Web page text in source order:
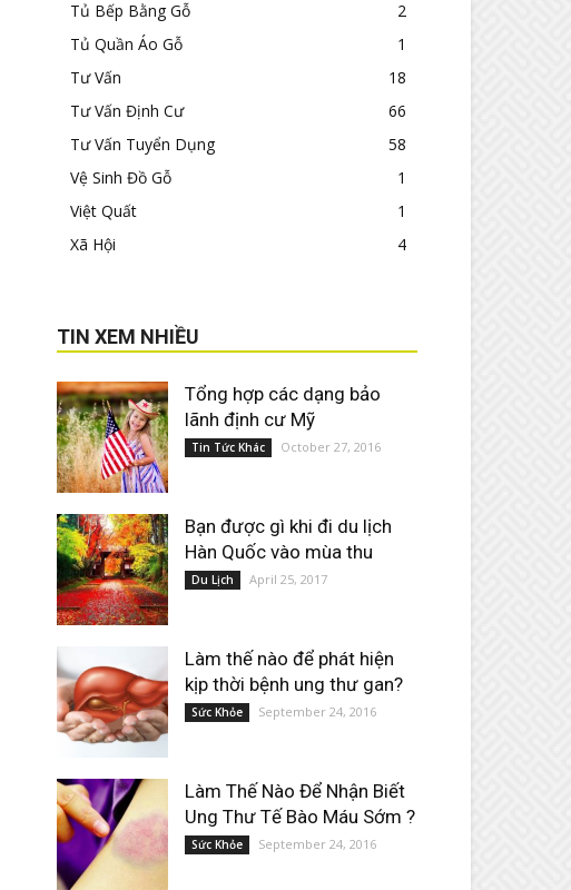
Tủ Bếp Bằng Gỗ
2
Tủ Quần Áo Gỗ
1
Tư Vấn
18
Tư Vấn Định Cư
66
Tư Vấn Tuyển Dụng
58
Vệ Sinh Đồ Gỗ
1
Việt Quất
1
Xã Hội
4
TIN XEM NHIỀU
Tổng hợp các dạng bảo
lãnh định cư Mỹ
Tin Tức Khác October 27, 2016
Bạn được gì khi đi du lịch
Hàn Quốc vào mùa thu
Du Lịch April 25, 2017
Làm thế nào để phát hiện
kịp thời bệnh ung thư gan?
Sức Khỏe September 24, 2016
Làm Thế Nào Để Nhận Biết
Ung Thư Tế Bào Máu Sớm ?
Sức Khỏe September 24, 2016